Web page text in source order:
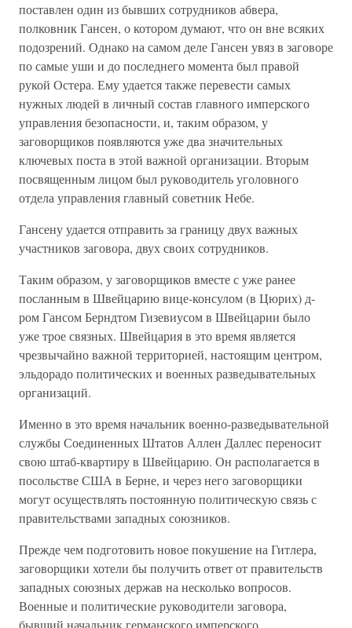
поставлен один из бывших сотрудников абвера,
полковник Гансен, о котором думают, что он вне всяких
подозрений. Однако на самом деле Гансен увяз в заговоре
по самые уши и до последнего момента был правой
рукой Остера. Ему удается также перевести самых
нужных людей в личный состав главного имперского
управления безопасности, и, таким образом, у
заговорщиков появляются уже два значительных
ключевых поста в этой важной организации. Вторым
посвященным лицом был руководитель уголовного
отдела управления главный советник Небе.
Гансену удается отправить за границу двух важных
участников заговора, двух своих сотрудников.
Таким образом, у заговорщиков вместе с уже ранее
посланным в Швейцарию вице-консулом (в Цюрих) д-
ром Гансом Берндтом Гизевиусом в Швейцарии было
уже трое связных. Швейцария в это время является
чрезвычайно важной территорией, настоящим центром,
эльдорадо политических и военных разведывательных
организаций.
Именно в это время начальник военно-разведывательной
службы Соединенных Штатов Аллен Даллес переносит
свою штаб-квартиру в Швейцарию. Он располагается в
посольстве США в Берне, и через него заговорщики
могут осуществлять постоянную политическую связь с
правительствами западных союзников.
Прежде чем подготовить новое покушение на Гитлера,
заговорщики хотели бы получить ответ от правительств
западных союзных держав на несколько вопросов.
Военные и политические руководители заговора,
бывший начальник германского имперского